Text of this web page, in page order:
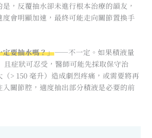
，反覆抽水卻未進行根本治療的韻友，
度會明顯加速，最終可能走向關節置換手
定要抽水嗎？」——不一定。如果積液量
且症狀可忍受，醫師可能先採取保守治
> 150 毫升）造成劇烈疼痛，或需要將再
入關節腔，適度抽出部分積液是必要的前